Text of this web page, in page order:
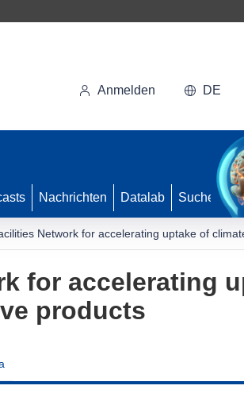
Anmelden DE
Nachrichten Datalab Suche
Network for accelerating uptake of
for accelerating
products